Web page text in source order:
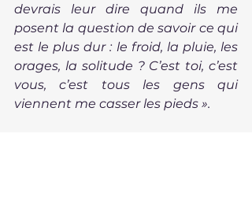
devrais leur dire quand ils me
posent la question de savoir ce qui
est le plus dur : le froid, la pluie, les
orages, la solitude ? C’est toi, c’est
vous, c’est tous les gens qui
viennent me casser les pieds ».